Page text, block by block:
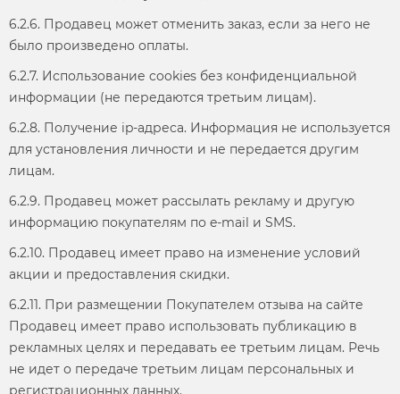
6.2.6. Продавец может отменить заказ, если за него не
было произведено оплаты.
6.2.7. Использование cookies без конфиденциальной
информации (не передаются третьим лицам).
6.2.8. Получение ip-адреса. Информация не используется
для установления личности и не передается другим
лицам.
6.2.9. Продавец может рассылать рекламу и другую
информацию покупателям по e-mail и SMS.
6.2.10. Продавец имеет право на изменение условий
акции и предоставления скидки.
6.2.11. При размещении Покупателем отзыва на сайте
Продавец имеет право использовать публикацию в
рекламных целях и передавать ее третьим лицам. Речь
не идет о передаче третьим лицам персональных и
регистрационных данных.